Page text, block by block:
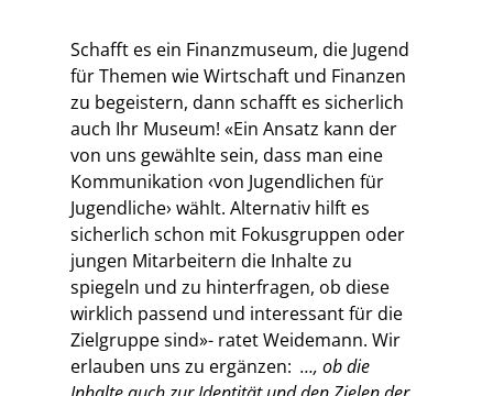
Schafft es ein Finanzmuseum, die Jugend
für Themen wie Wirtschaft und Finanzen
zu begeistern, dann schafft es sicherlich
auch Ihr Museum!«Ein Ansatz kann der
von uns gewählte sein, dass man eine
Kommunikation ‹von Jugendlichen für
Jugendliche› wählt. Alternativ hilft es
sicherlich schon mit Fokusgruppen oder
jungen Mitarbeitern die Inhalte zu
spiegeln und zu hinterfragen, ob diese
wirklich passend und interessant für die
Zielgruppe sind»- ratet Weidemann.Wir
erlauben uns zu ergänzen:…, ob die